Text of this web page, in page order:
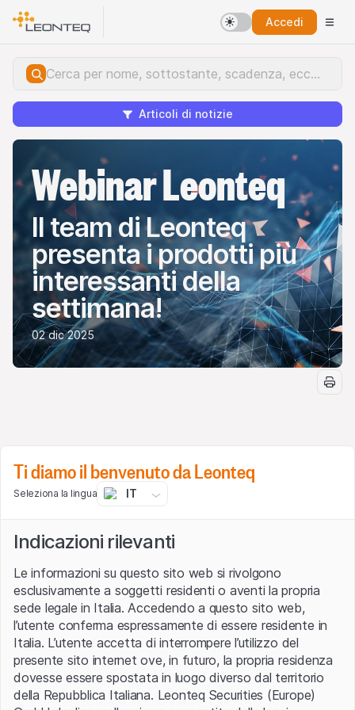
Accedi
Articoli di notizie
Webinar Leonteq
Il team di Leonteq
presenta i prodotti più
interessanti della
settimana!
02 dic 2025
certificati di investimento
emessi da Leonteq
ascoltandoi Webinar
organizzati dal Team Italia di
payoff più innovativi!
Temi trattati in questo webinar:
Selezione di Certificati Autocallable:
CH1491787359eCH1491787375.
Selezione di Certificati Softcallable:
CH1381839484, CH1467581984 ,CH1453366143
CH1476725358 eCH1491765918.
Selezione di Welcome Coupon:CH1491772658e
CH1491772666.
Ti diamo il benvenuto da Leonteq
Seleziona la lingua IT
Indicazioni rilevanti
Le informazioni su questo sito web si rivolgono
esclusivamente a soggetti residenti o aventi la propria
sede legale in Italia. Accedendo a questo sito web,
l’utente conferma espressamente di essere residente in
Italia. L’utente accetta di interrompere l’utilizzo del
presente sito internet ove, in futuro, la propria residenza
dovesse essere spostata in luogo diverso dal territorio
della Repubblica Italiana. Leonteq Securities (Europe)